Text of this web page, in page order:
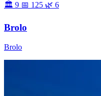
🏛 9 📅 125 🌿 6
Brolo
Brolo